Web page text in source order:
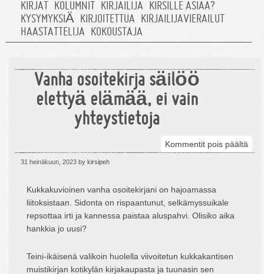
KIRJAT KOLUMNIT KIRJAILIJA KIRSILLE ASIAA?
KYSYMYKSIÄ KIRJOITETTUA KIRJAILIJAVIERAILUT
HAASTATTELIJA KOKOUSTAJA
Vanha osoitekirja säilöö
elettyä elämää, ei vain
yhteystietoja
Kommentit pois päältä
31 heinäkuun, 2023 by kirsipeh
Kukkakuvioinen vanha osoitekirjani on hajoamassa
liitoksistaan. Sidonta on rispaantunut, selkämyssuikale
repsottaa irti ja kannessa paistaa aluspahvi. Olisiko aika
hankkia jo uusi?
Teini-ikäisenä valikoin huolella viivoitetun kukkakantisen
muistikirjan kotikylän kirjakaupasta ja tuunasin sen